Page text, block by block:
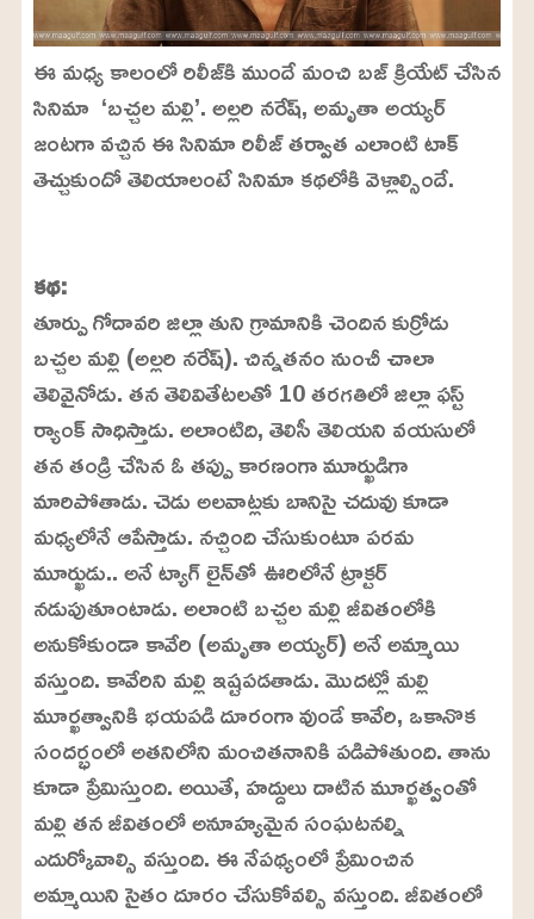
ఈ మధ్య కాలంలో రిలీజ్‌కి ముందే మంచి బజ్ క్రియేట్ చేసిన
సినిమా ‘బచ్చల మల్లి’. అల్లరి నరేష్, అమృతా అయ్యర్
జంటగా వచ్చిన ఈ సినిమా రిలీజ్ తర్వాత ఎలాంటి టాక్
తెచ్చుకుందో తెలియాలంటే సినిమా కథలోకి వెళ్లాల్సిందే.
u
t
e
a
d
e
d
2
4
.
6
3
%
కథ:
తూర్పు గోదావరి జిల్లా తుని గ్రామానికి చెందిన కుర్రోడు
బచ్చల మల్లి (అల్లరి నరేష్). చిన్నతనం నుంచీ చాలా
తెలివైనోడు. తన తెలివితేటలతో 10 తరగతిలో జిల్లా ఫస్ట్
ర్యాంక్ సాధిస్తాడు. అలాంటిది, తెలిసీ తెలియని వయసులో
తన తండ్రి చేసిన ఓ తప్పు కారణంగా మూర్ఖుడిగా
మారిపోతాడు. చెడు అలవాట్లకు బానిసై చదువు కూడా
మధ్యలోనే ఆపేస్తాడు. నచ్చింది చేసుకుంటూ పరమ
మూర్ఖుడు.. అనే ట్యాగ్ లైన్‌తో ఊరిలోనే ట్రాక్టర్
నడుపుతూంటాడు. అలాంటి బచ్చల మల్లి జీవితంలోకి
అనుకోకుండా కావేరి (అమృతా అయ్యర్) అనే అమ్మాయి
వస్తుంది. కావేరిని మల్లి ఇష్టపడతాడు. మొదట్లో మల్లి
మూర్ఖత్వానికి భయపడి దూరంగా వుండే కావేరి, ఒకానొక
సందర్భంలో అతనిలోని మంచితనానికి పడిపోతుంది. తాను
కూడా ప్రేమిస్తుంది. అయితే, హద్దులు దాటిన మూర్ఖత్వంతో
మల్లి తన జీవితంలో అనూహ్యమైన సంఘటనల్ని
ఎదుర్కోవాల్సి వస్తుంది. ఈ నేపథ్యంలో ప్రేమించిన
అమ్మాయిని సైతం దూరం చేసుకోవల్సి వస్తుంది. జీవితంలో